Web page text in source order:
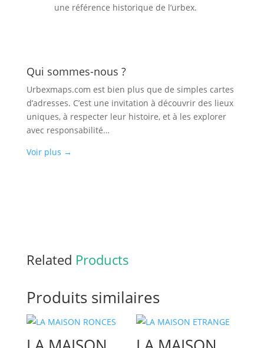
une référence historique de l’urbex.
Qui sommes-nous ?
Urbexmaps.com est bien plus que de simples cartes
d’adresses. C’est une invitation à découvrir des lieux
uniques, à respecter leur histoire, et à les explorer
avec responsabilité…
Voir plus →
Related Products
Produits similaires